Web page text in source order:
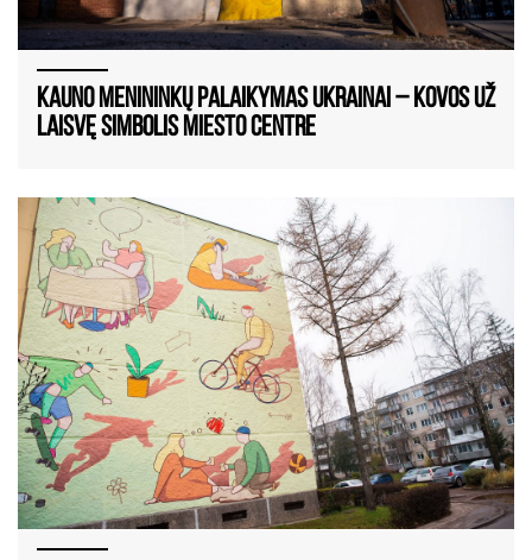
Kauno menininkų palaikymas Ukrainai – kovos už
laisvę simbolis miesto centre